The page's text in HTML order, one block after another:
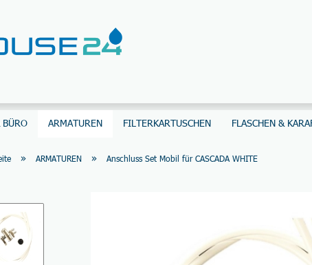
ARMATUREN FILTERKARTUSCHEN FLASCHEN &
» ARMATUREN » Anschluss Set Mobil für CASCADA WHITE